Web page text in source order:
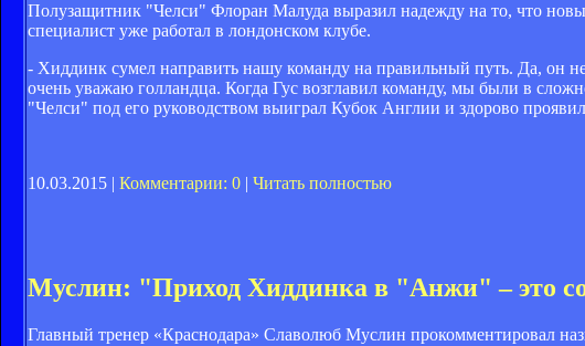
Полузащитник "Челси" Флоран Малуда выразил надежду на то, что
специалист уже работал в лондонском клубе.
- Хиддинк сумел направить нашу команду на правильный путь. Да, он
очень уважаю голландца. Когда Гус возглавил команду, мы были в
"Челси" под его руководством выиграл Кубок Англии и здорово
10.03.2015 | Комментарии: 0 | Читать полностью
Муслин: "Приход Хиддинка в "Анжи" – это
Главный тренер «Краснодара» Славолюб Муслин прокомментировал